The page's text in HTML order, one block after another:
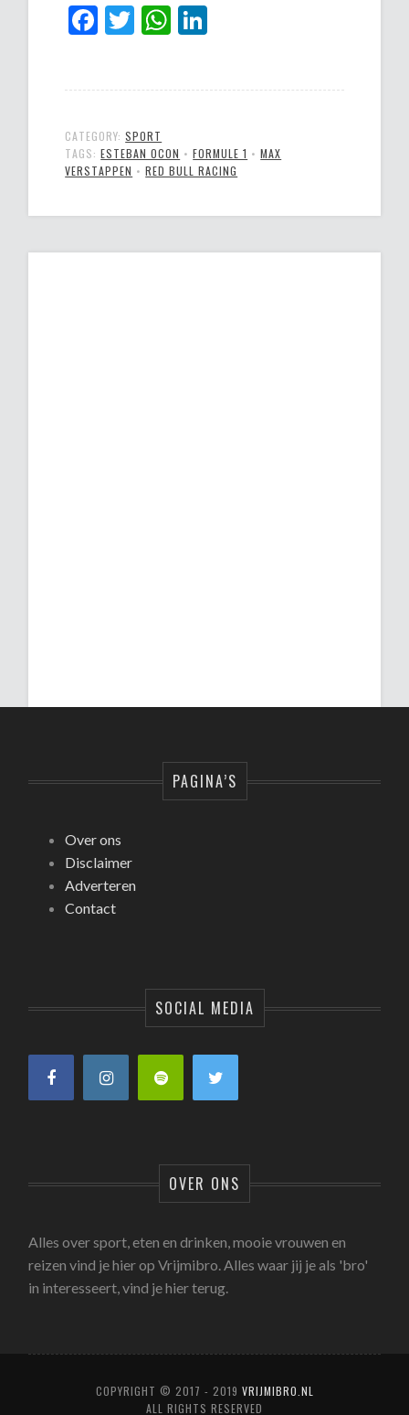
Facebook
TwitterWhatsApp
CATEGORY:SPORT
TAGS:ESTEBAN OCON •FORMULE 1 •MAX
VERSTAPPEN •RED BULL RACING
PAGINA’S
Over ons
Disclaimer
Adverteren
Contact
SOCIAL MEDIA
OVER ONS
Alles over sport, eten en drinken, mooie vrouwen en
reizen vind je hier op Vrijmibro. Alles waar jij je als 'bro'
in interesseert, vind je hier terug.
COPYRIGHT © 2017 - 2019 VRIJMIBRO.NL
ALL RIGHTS RESERVED